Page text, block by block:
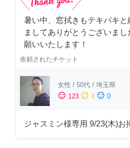
暑い中、窓拭きもテキパキと
ましてありがとうございま
願いいたします！
依頼されたチケット
女性 / 50代 / 埼玉県
sentiment_satisfied 123 sentiment_neutral 4 sentiment_dissatisfied 0
ジャスミン様専用 9/23(木)お